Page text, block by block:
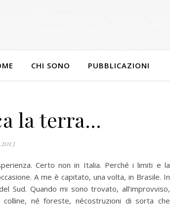
CHI SONO PUBBLICAZIONI
la terra…
Certo non in Italia. Perché i limiti e la
A me è capitato, una volta, in Brasile. In
Sud. Quando mi sono trovato, all’improvviso,
colline, né foreste, nécostruzioni di sorta che